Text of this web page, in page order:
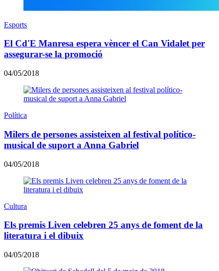
Esports
El Cd'E Manresa espera vèncer el Can Vidalet per
assegurar-se la promoció
04/05/2018
Política
Milers de persones assisteixen al festival político-
musical de suport a Anna Gabriel
04/05/2018
Cultura
Els premis Liven celebren 25 anys de foment de la
literatura i el dibuix
04/05/2018